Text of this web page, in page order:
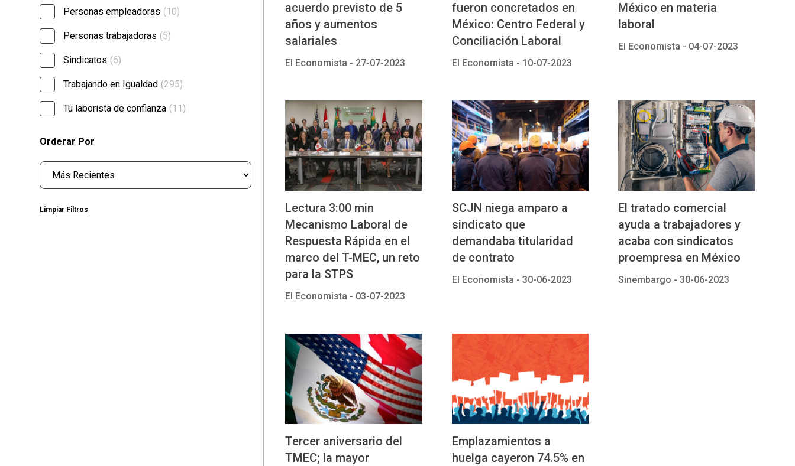
Personas empleadoras (10)
Personas trabajadoras (5)
Sindicatos (6)
Trabajando en Igualdad (295)
Tu laborista de confianza (11)
Orderar Por
Limpiar Filtros
acuerdo previsto de 5
años y aumentos
salariales
El Economista - 27-07-2023
fueron concretados en
México: Centro Federal y
Conciliación Laboral
El Economista - 10-07-2023
México en materia
laboral
El Economista - 04-07-2023
Lectura 3:00 min
Mecanismo Laboral de
Respuesta Rápida en el
marco del T-MEC, un reto
para la STPS
El Economista - 03-07-2023
SCJN niega amparo a
sindicato que
demandaba titularidad
de contrato
El Economista - 30-06-2023
El tratado comercial
ayuda a trabajadores y
acaba con sindicatos
proempresa en México
Sinembargo -30-06-2023
Tercer aniversario del
TMEC; la mayor
Emplazamientos a
huelga cayeron 74.5% en